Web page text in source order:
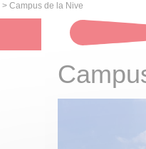
> Campus de la Nive